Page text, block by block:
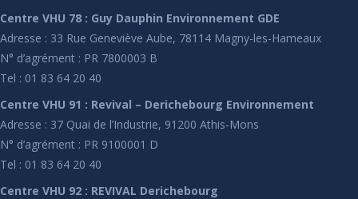
Centre VHU 78 : Guy Dauphin Environnement GDE
Adresse : 33 Rue Geneviève Aube, 78114 Magny-les-Hameaux
N° d’agrément : PR 7800003 B
Tel : 01 83 64 20 40
Centre VHU 91 : Revival – Derichebourg Environnement
Adresse : 37 Quai de l’Industrie, 91200 Athis-Mons
N° d’agrément : PR 9100001 D
Tel : 01 83 64 20 40
Centre VHU 92 : REVIVAL Derichebourg